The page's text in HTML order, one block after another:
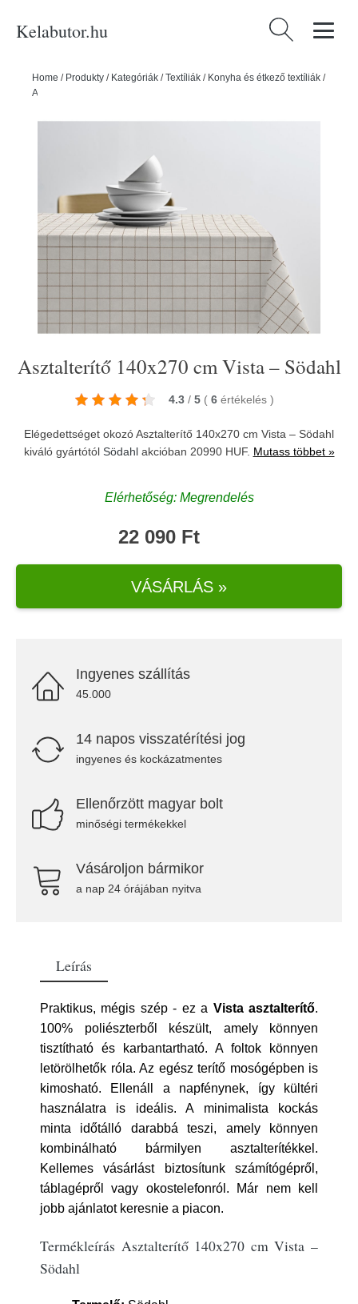
Kelabutor.hu Keresés:
Home / Produkty / Kategóriák /Textíliák / Konyha és étkező textíliák /
Asztalterítők
Asztalterítő 140x270 cm Vista – Södahl
4.3 / 5 ( 6 értékelés )
Elégedettséget okozó Asztalterítő 140x270 cm Vista – Södahl
kiváló gyártótól Södahlakcióban 20990 HUF. Mutass többet »
Elérhetőség: Megrendelés
22 090 Ft
VÁSÁRLÁS »
Ingyenes szállítás
45.000
14 napos visszatérítési jog
ingyenes és kockázatmentes
Ellenőrzött magyar bolt
minőségi termékekkel
Vásároljon bármikor
a nap 24 órájában nyitva
Leírás
Praktikus, mégis szép - ez a Vista asztalterítő.
100% poliészterből készült, amely könnyen
tisztítható és karbantartható. A foltok könnyen
letörölhetők róla. Az egész terítő mosógépben is
kimosható. Ellenáll a napfénynek, így kültéri
használatra is ideális. A minimalista kockás
minta időtálló darabbá teszi, amely könnyen
kombinálható bármilyen asztalterítékkel.
Kellemes vásárlást biztosítunk számítógépről,
táblagépről vagy okostelefonról. Már nem kell
jobb ajánlatot keresnie a piacon.
Termékleírás Asztalterítő 140x270 cm Vista –
Södahl